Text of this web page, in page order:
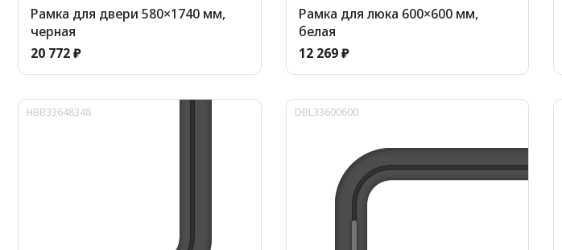
Рамка для двери 580×1740 мм,
черная
20 772 ₽
Рамка для люка 600×600 мм,
белая
12 269 ₽
HBB33648348 DBL33600600